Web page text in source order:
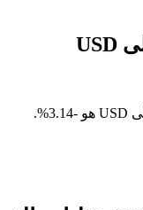
-3.14%
.